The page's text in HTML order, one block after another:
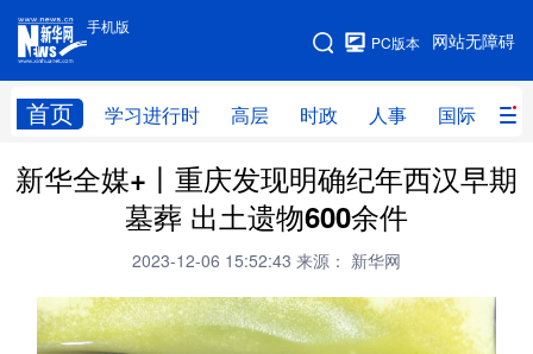
手机版
网站无障碍
PC版本
首页 学习进行时 高层 时政 人事 国际 财
手机版
网站地图
学习进行时 高层 时政 人事
财经 网评
科技 科创 量子 体育
新华全媒+丨重庆发现明确纪年西汉早期
墓葬 出土遗物600余件
2023-12-06 15:52:43 来源： 新华网